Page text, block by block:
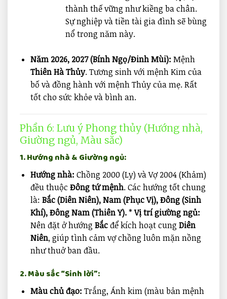
thành thế vững như kiềng ba chân.
Sự nghiệp và tiền tài gia đình sẽ bùng
nổ trong năm này.
Năm 2026, 2027 (Bính Ngọ/Đinh Mùi): Mệnh
Thiên Hà Thủy. Tương sinh với mệnh Kim của
bố và đồng hành với mệnh Thủy của mẹ. Rất
tốt cho sức khỏe và bình an.
Phần 6: Lưu ý Phong thủy (Hướng nhà,
Giường ngủ, Màu sắc)
1. Hướng nhà & Giường ngủ:
Hướng nhà: Chồng 2000 (Ly) và Vợ 2004 (Khảm)
đều thuộc Đông tứ mệnh. Các hướng tốt chung
là: Bắc (Diên Niên), Nam (Phục Vị), Đông (Sinh
Khí), Đông Nam (Thiên Y).*Vị trí giường ngủ:
Nên đặt ở hướng Bắcđể kích hoạt cung Diên
Niên, giúp tình cảm vợ chồng luôn mặn nồng
như thuở ban đầu.
2. Màu sắc “Sinh lời”:
Màu chủ đạo: Trắng, Ánh kim (màu bản mệnh